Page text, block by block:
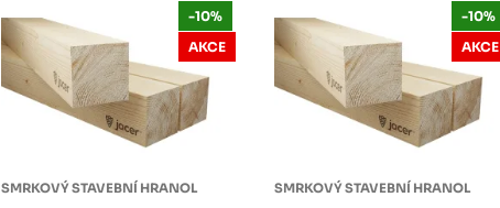
SMRKOVÝ STAVEBNÍ HRANOL
-10%
AKCE
SMRKOVÝ STAVEBNÍ HRANOL
-10%
AKCE